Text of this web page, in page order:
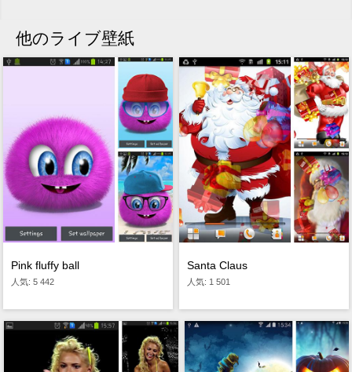
他のライブ壁紙
Pink fluffy ball
人気: 5 442
Santa Claus
人気: 1 501